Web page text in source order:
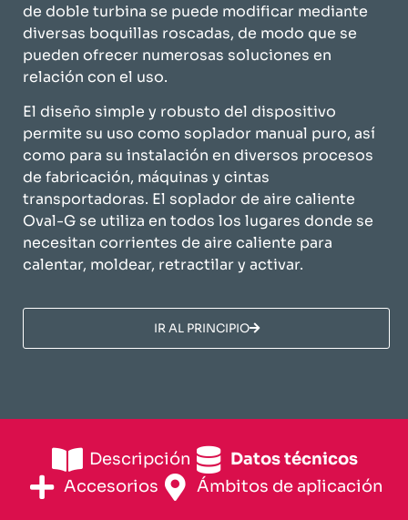
de doble turbina se puede modificar mediante
diversas boquillas roscadas, de modo que se
pueden ofrecer numerosas soluciones en
relación con el uso.
El diseño simple y robusto del dispositivo
permite su uso como soplador manual puro, así
como para su instalación en diversos procesos
de fabricación, máquinas y cintas
transportadoras. El soplador de aire caliente
Oval-G se utiliza en todos los lugares donde se
necesitan corrientes de aire caliente para
calentar, moldear, retractilar y activar.
​IR AL PRINCIPIO​
Descripción
​Datos técnicos​
Accesorios
​Ámbitos de aplicación​